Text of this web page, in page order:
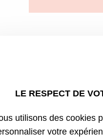
LE RESPECT DE
utilisons des cookies
votre